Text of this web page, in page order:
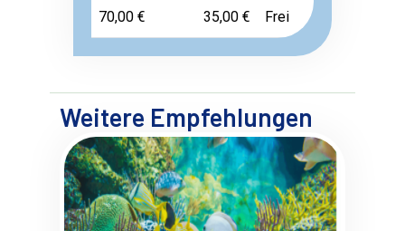
70,00 € 35,00 € Frei
Weitere Empfehlungen